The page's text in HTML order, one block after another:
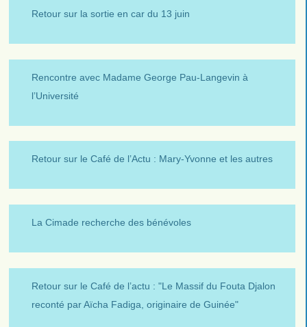
Retour sur la sortie en car du 13 juin
Rencontre avec Madame George Pau-Langevin à
l’Université
Retour sur le Café de l’Actu : Mary-Yvonne et les autres
La Cimade recherche des bénévoles
Retour sur le Café de l’actu : "Le Massif du Fouta Djalon
reconté par Aïcha Fadiga, originaire de Guinée"